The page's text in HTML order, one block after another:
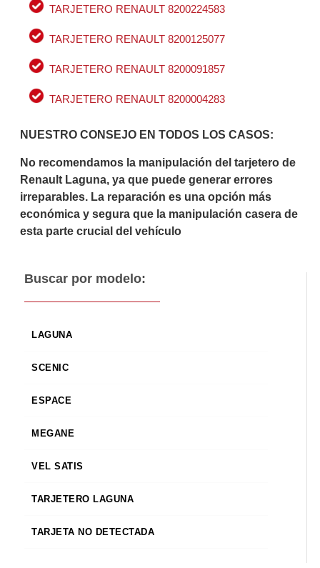
Buscar por modelo:
LAGUNA
SCENIC
ESPACE
MEGANE
VEL SATIS
TARJETERO LAGUNA
TARJETA NO DETECTADA
TARJETERO RENAULT 8200224583
TARJETERO RENAULT 8200125077
TARJETERO RENAULT 8200091857
TARJETERO RENAULT 8200004283
NUESTRO CONSEJO EN TODOS LOS CASOS:
No recomendamos la manipulación del tarjetero de
Renault Laguna, ya que puede generar errores
irreparables. La reparación es una opción más
económica y segura que la manipulación casera de
esta parte crucial del vehículo